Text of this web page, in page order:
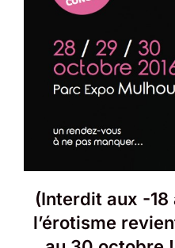
(Interdit aux -18
l’érotisme